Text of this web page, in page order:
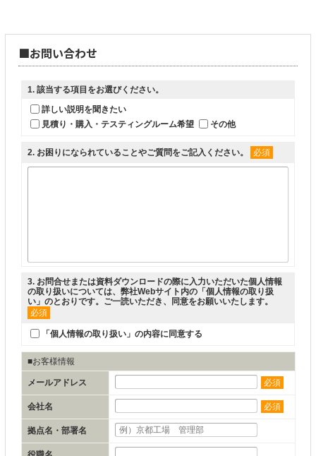
■お問い合わせ
1. 該当する項目をお選びください。
詳しい説明を聞きたい
見積り・購入・テスティングルーム希望
その他
2. お困りになられていることやご質問をご記入ください。 必須
3. お問合せまたは資料ダウンロードの際に入力いただいた個人情報
の取り扱いについては、弊社Webサイト内の「 個人情報の取り扱
い 」のとおりです。ご一読いただき、同意をお願いいたします。
必須
「個人情報の取り扱い」の内容に同意する
■お客様情報
メールアドレス 必須
会社名 必須
拠点名・部署名